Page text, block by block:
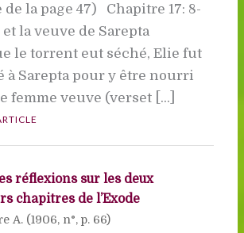
de la page 47) Chapitre 17: 8-
et la veuve de Sarepta
le torrent eut séché, Elie fut
à Sarepta pour y être nourri
femme veuve (verset [...]
réflexions sur les deux
chapitres de l’Exode
A. (1906, n°, p. 66)